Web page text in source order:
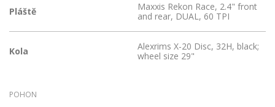
Pláště
Maxxis Rekon Race, 2.4" front
and rear, DUAL, 60 TPI
Kola
Alexrims X-20 Disc, 32H, black;
wheel size 29"
POHON